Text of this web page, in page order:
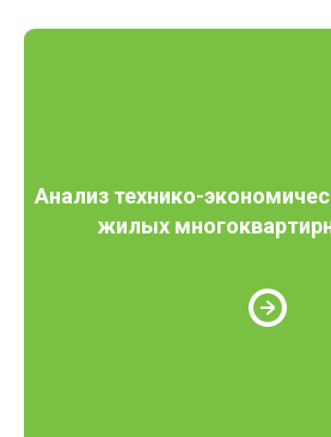
Анализ технико-
жилых